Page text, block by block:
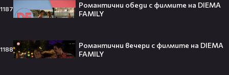
1187
Романтични обеди с филмите на DIEMA
FAMILY
1188
Романтични вечери с филмите на DIEMA
FAMILY
„Спайдър-мен: Нов ден“ буквално
взриви кината у нас – ето защо